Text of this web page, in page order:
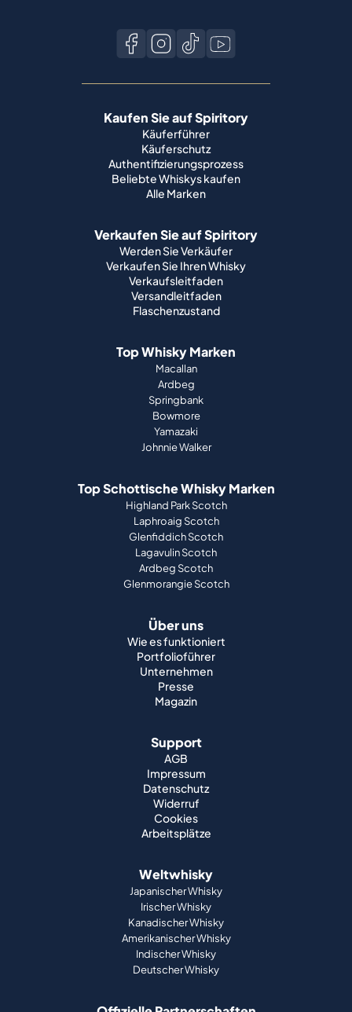
Kaufen Sie auf Spiritory
Käuferführer
Käuferschutz
Authentifizierungsprozess
Beliebte Whiskys kaufen
Alle Marken
Verkaufen Sie auf Spiritory
Werden Sie Verkäufer
Verkaufen Sie Ihren Whisky
Verkaufsleitfaden
Versandleitfaden
Flaschenzustand
Top Whisky Marken
Macallan
Ardbeg
Springbank
Bowmore
Yamazaki
Johnnie Walker
Top Schottische Whisky Marken
Highland Park Scotch
Laphroaig Scotch
Glenfiddich Scotch
Lagavulin Scotch
Ardbeg Scotch
Glenmorangie Scotch
Über uns
Wie es funktioniert
Portfolioführer
Unternehmen
Presse
Magazin
Support
AGB
Impressum
Datenschutz
Widerruf
Cookies
Arbeitsplätze
Weltwhisky
Japanischer Whisky
Irischer Whisky
Kanadischer Whisky
Amerikanischer Whisky
Indischer Whisky
Deutscher Whisky